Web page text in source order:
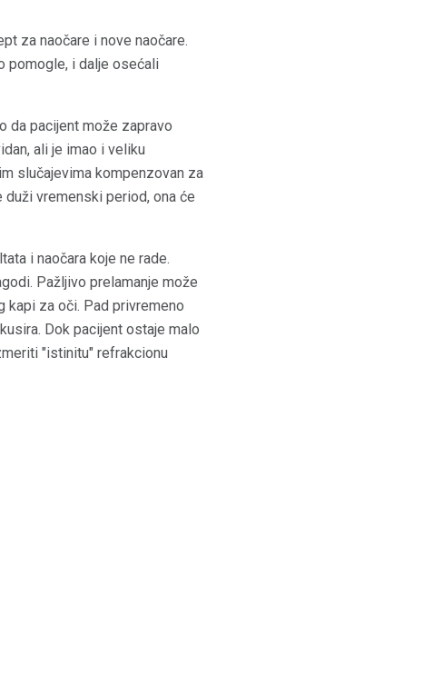
za naočare i nove naočare.
pomogle, i dalje osećali
da pacijent može zapravo
ali je imao i veliku
slučajevima kompenzovan za
vremenski period, ona će
i naočara koje ne rade.
Pažljivo prelamanje može
kapi za oči. Pad privremeno
Dok pacijent ostaje malo
"istinitu" refrakcionu